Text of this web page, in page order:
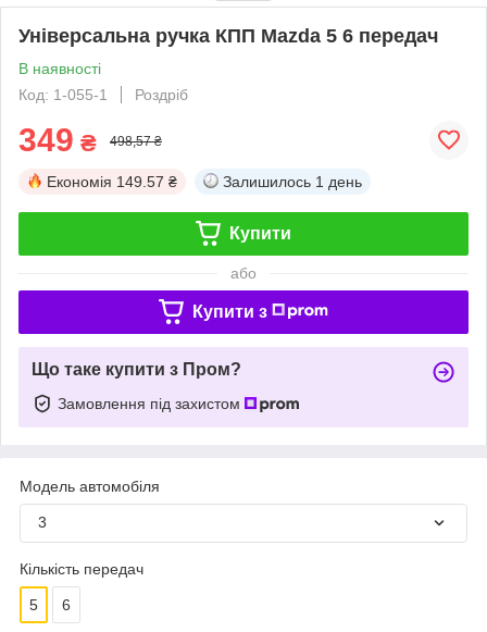
Універсальна ручка КПП Mazda 5 6 передач
В наявності
Код: 1-055-1
Роздріб
349 ₴ 498,57 ₴
Економія 149.57 ₴ Залишилось 1 день
Купити
або
Купити з
Що таке купити з Пром?
Замовлення під захистом
Модель автомобіля
3
Кількість передач
5 6